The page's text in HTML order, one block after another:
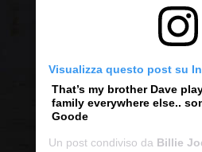
Visualizza questo post su
That’s my brother Dave
family everywhere else..
Goode
Un post condiviso da Billie